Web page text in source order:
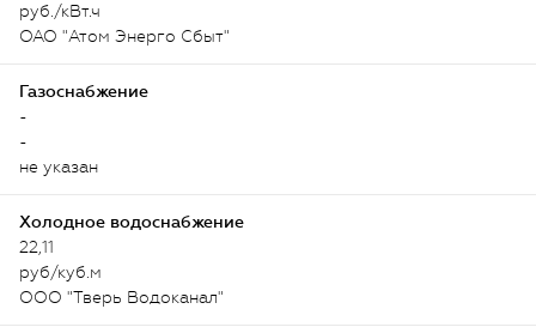
руб./кВт.ч
ОАО "Атом Энерго Сбыт"
Газоснабжение
-
-
не указан
Холодное водоснабжение
22,11
руб/куб.м
ООО "Тверь Водоканал"